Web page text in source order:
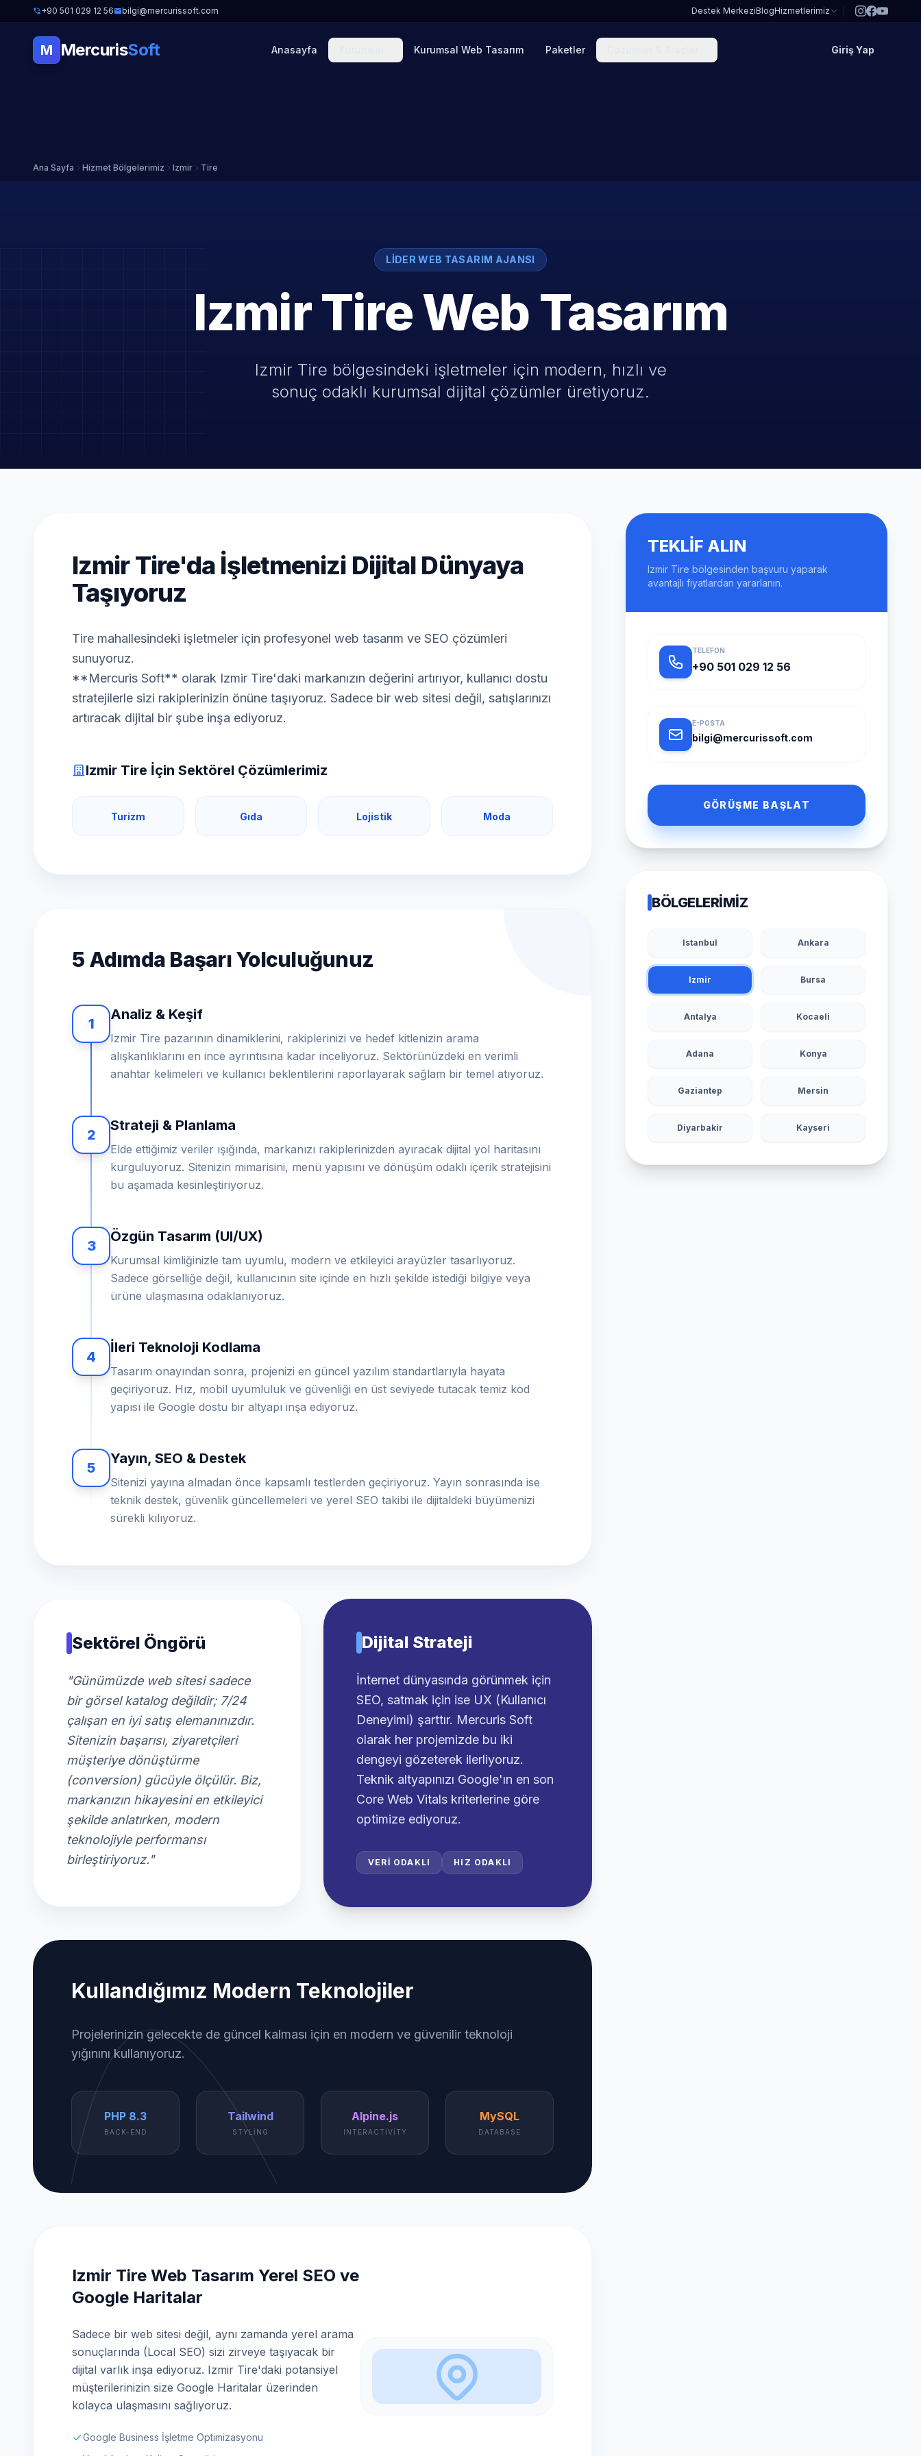
+90 501 029 12 56 bilgi@mercurissoft.com Destek MerkeziBlogHizmetlerimiz
M MercurisSoft Anasayfa Kurumsal Web Tasarım Paketler Giriş Yap
Ana Sayfa Hizmet Bölgelerimiz Izmir Tire
LIDER WEB TASARIM AJANSI
Izmir Tire Web Tasarım
Izmir Tire bölgesindeki işletmeler için modern, hızlı ve
sonuç odaklı kurumsal dijital çözümler üretiyoruz.
Izmir Tire'da İşletmenizi Dijital Dünyaya
Taşıyoruz
Tire mahallesindeki işletmeler için profesyonel web tasarım ve SEO çözümleri
sunuyoruz.
**Mercuris Soft** olarak Izmir Tire'daki markanızın değerini artırıyor, kullanıcı dostu
stratejilerle sizi rakiplerinizin önüne taşıyoruz. Sadece bir web sitesi değil, satışlarınızı
artıracak dijital bir şube inşa ediyoruz.
Izmir Tire İçin Sektörel Çözümlerimiz
Turizm Gıda Lojistik Moda
5 Adımda Başarı Yolculuğunuz
1
Analiz & Keşif
Izmir Tire pazarının dinamiklerini, rakiplerinizi ve hedef kitlenizin arama
alışkanlıklarını en ince ayrıntısına kadar inceliyoruz. Sektörünüzdeki en verimli
anahtar kelimeleri ve kullanıcı beklentilerini raporlayarak sağlam bir temel atıyoruz.
2
Strateji & Planlama
Elde ettiğimiz veriler ışığında, markanızı rakiplerinizden ayıracak dijital yol haritasını
kurguluyoruz. Sitenizin mimarisini, menü yapısını ve dönüşüm odaklı içerik stratejisini
bu aşamada kesinleştiriyoruz.
3
Özgün Tasarım (UI/UX)
Kurumsal kimliğinizle tam uyumlu, modern ve etkileyici arayüzler tasarlıyoruz.
Sadece görselliğe değil, kullanıcının site içinde en hızlı şekilde istediği bilgiye veya
ürüne ulaşmasına odaklanıyoruz.
4
İleri Teknoloji Kodlama
Tasarım onayından sonra, projenizi en güncel yazılım standartlarıyla hayata
geçiriyoruz. Hız, mobil uyumluluk ve güvenliği en üst seviyede tutacak temiz kod
yapısı ile Google dostu bir altyapı inşa ediyoruz.
5
Yayın, SEO & Destek
Sitenizi yayına almadan önce kapsamlı testlerden geçiriyoruz. Yayın sonrasında ise
teknik destek, güvenlik güncellemeleri ve yerel SEO takibi ile dijitaldeki büyümenizi
sürekli kılıyoruz.
Sektörel Öngörü
"Günümüzde web sitesi sadece
bir görsel katalog değildir; 7/24
çalışan en iyi satış elemanınızdır.
Sitenizin başarısı, ziyaretçileri
müşteriye dönüştürme
(conversion) gücüyle ölçülür. Biz,
markanızın hikayesini en etkileyici
şekilde anlatırken, modern
teknolojiyle performansı
birleştiriyoruz."
Dijital Strateji
İnternet dünyasında görünmek için
SEO, satmak için ise UX (Kullanıcı
Deneyimi) şarttır. Mercuris Soft
olarak her projemizde bu iki
dengeyi gözeterek ilerliyoruz.
Teknik altyapınızı Google'ın en son
Core Web Vitals kriterlerine göre
optimize ediyoruz.
VERI ODAKLI HIZ ODAKLI
Kullandığımız Modern Teknolojiler
Projelerinizin gelecekte de güncel kalması için en modern ve güvenilir teknoloji
yığınını kullanıyoruz.
PHP 8.3
BACK-END
Tailwind
STYLING
Alpine.js
INTERACTIVITY
MySQL
DATABASE
Izmir Tire Web Tasarım Yerel SEO ve
Google Haritalar
Sadece bir web sitesi değil, aynı zamanda yerel arama
sonuçlarında (Local SEO) sizi zirveye taşıyacak bir
dijital varlık inşa ediyoruz. Izmir Tire'daki potansiyel
müşterilerinizin size Google Haritalar üzerinden
kolayca ulaşmasını sağlıyoruz.
Google Business İşletme Optimizasyonu
TEKLIF ALIN
Izmir Tire bölgesinden başvuru yaparak
avantajlı fiyatlardan yararlanın.
TELEFON
+90 501 029 12 56
E-POSTA
bilgi@mercurissoft.com
GÖRÜŞME BAŞLAT
BÖLGELERIMIZ
Istanbul Ankara
Izmir Bursa
Antalya Kocaeli
Adana Konya
Gaziantep Mersin
Diyarbakir Kayseri